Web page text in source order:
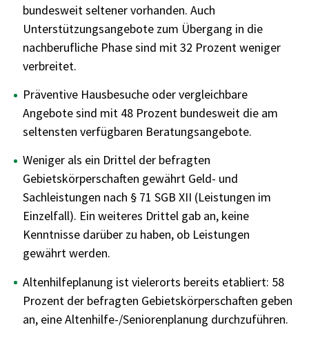
bundesweit seltener vorhanden. Auch
Unterstützungsangebote zum Übergang in die
nachberufliche Phase sind mit 32 Prozent weniger
verbreitet.
Präventive Hausbesuche oder vergleichbare
Angebote sind mit 48 Prozent bundesweit die am
seltensten verfügbaren Beratungsangebote.
Weniger als ein Drittel der befragten
Gebietskörperschaften gewährt Geld- und
Sachleistungen nach § 71 SGB XII (Leistungen im
Einzelfall). Ein weiteres Drittel gab an, keine
Kenntnisse darüber zu haben, ob Leistungen
gewährt werden.
Altenhilfeplanung ist vielerorts bereits etabliert: 58
Prozent der befragten Gebietskörperschaften geben
an, eine Altenhilfe-/Seniorenplanung durchzuführen.